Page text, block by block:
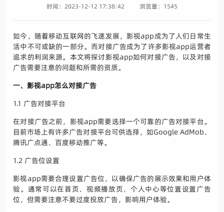
时间：2023-12-12 17:38:42 浏览量：1545
如今，随着移动互联网的飞速发展，影视app成为了人们日常生
活中不可或缺的一部分。而对接广告成为了许多影视app运营者
追求的利润来源。本文将探讨影视app如何对接广告，以及对接
广告需要注意的问题和所需的资质。
一、影视app怎么对接广告
1.1 广告对接平台
在对接广告之前，影视app需要选择一个可靠的广告对接平台。
目前市场上有许多广告对接平台可供选择，如Google AdMob、
腾讯广点通、百度移动推广等。
1.2 广告位设置
影视app需要合理设置广告位，以确保广告的展示效果和用户体
验。通常可以在首页、视频播放页、个人中心等位置设置广告
位，但需要注意不要过度投放广告，影响用户体验。